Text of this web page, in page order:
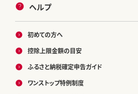
ヘルプ
初めての方へ
控除上限金額の目安
ふるさと納税確定申告ガイド
ワンストップ特例制度